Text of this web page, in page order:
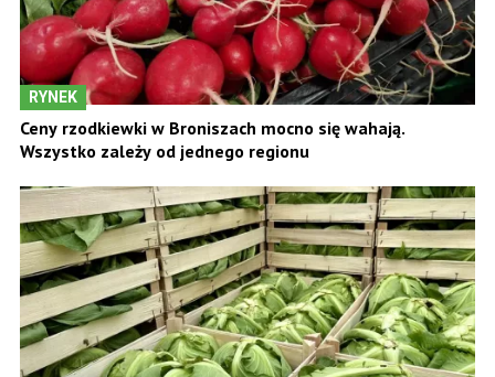
RYNEK
Ceny rzodkiewki w Broniszach mocno się wahają.
Wszystko zależy od jednego regionu